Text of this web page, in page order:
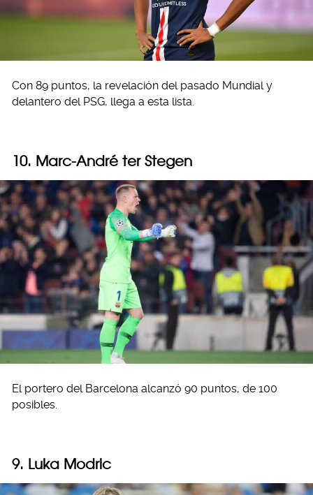
Con 89 puntos, la revelación del pasado Mundial y
delantero del PSG, llega a esta lista.
10. Marc-André ter Stegen
El portero del Barcelona alcanzó 90 puntos, de 100
posibles.
9. Luka Modric